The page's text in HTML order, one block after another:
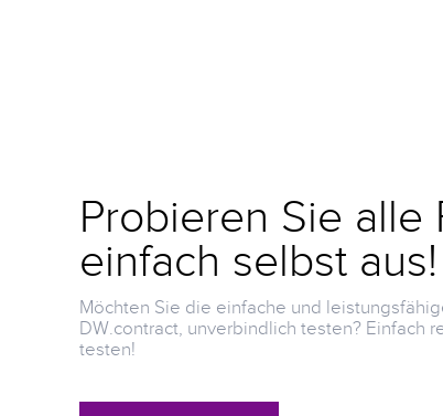
Probieren Sie alle
einfach selbst aus!
Möchten Sie die einfache und
DW.contract, unverbindlich testen? Einfach
testen!